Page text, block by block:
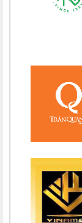
Chúc mừng bổn
Chúc mừng bổn
Chúc mừng bổn
Chúc mừng bổn
Chúc mừng bổn
Chúc mừng bổn
Chúc mừng bổn
Chúc mừng bổn